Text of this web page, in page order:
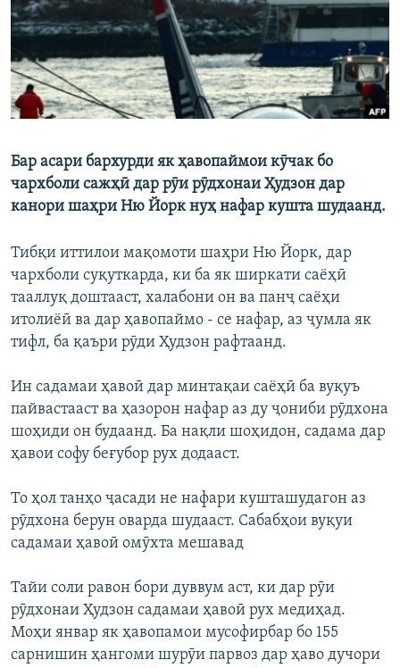
ГУЗОРИШҲОИ РАДИОӢ
Русский
ПАЙГИРӢ КУНЕД
Ҳамаи сомонаҳои RFE/RL
Бар асари бархурди як ҳавопаймои кӯчак бо
чархболи сажҳӣ дар рӯи рӯдхонаи Ҳудзон дар
канори шаҳри Ню Йорк нуҳ нафар кушта шудаанд.
Тибқи иттилои мақомоти шаҳри Ню Йорк, дар
чархболи суқуткарда, ки ба як ширкати саёҳӣ
тааллуқ доштааст, халабони он ва панҷ саёҳи
итолиёӣ ва дар ҳавопаймо - се нафар, аз ҷумла як
тифл, ба қаъри рӯди Ҳудзон рафтаанд.
Ин садамаи ҳавоӣ дар минтақаи саёҳӣ ба вуқуъ
пайвастааст ва ҳазорон нафар аз ду ҷониби рӯдхона
шоҳиди он будаанд. Ба нақли шоҳидон, садама дар
ҳавои софу беғубор рух додааст.
То ҳол танҳо ҷасади не нафари кушташудагон аз
рӯдхона берун оварда шудааст. Сабабҳои вуқуи
садамаи ҳавоӣ омӯхта мешавад
Тайи соли равон бори дуввум аст, ки дар рӯи
рӯдхонаи Ҳудзон садамаи ҳавоӣ рух медиҳад.
Моҳи январ як ҳавопамои мусофирбар бо 155
сарнишин ҳангоми шурӯи парвоз дар ҳаво дучори